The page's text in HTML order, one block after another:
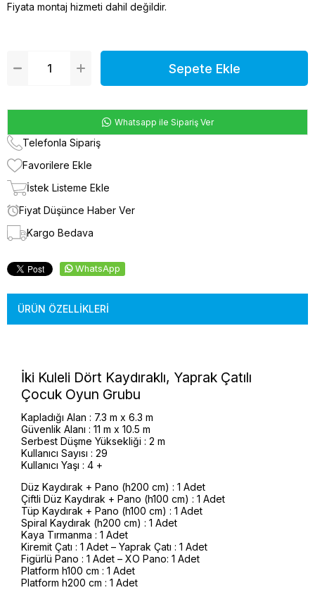
Fiyata montaj hizmeti dahil değildir.
Whatsapp ile Sipariş Ver
Telefonla Sipariş
Favorilere Ekle
İstek Listeme Ekle
Fiyat Düşünce Haber Ver
Kargo Bedava
WhatsApp
ÜRÜN ÖZELLIKLERI
İki Kuleli Dört Kaydıraklı, Yaprak Çatılı
Çocuk Oyun Grubu
Kapladığı Alan : 7.3 m x 6.3 m
Güvenlik Alanı : 11 m x 10.5 m
Serbest Düşme Yüksekliği : 2 m
Kullanıcı Sayısı : 29
Kullanıcı Yaşı : 4 +
Düz Kaydırak + Pano (h200 cm) : 1 Adet
Çiftli Düz Kaydırak + Pano (h100 cm) : 1 Adet
Tüp Kaydırak + Pano (h100 cm) : 1 Adet
Spiral Kaydırak (h200 cm) : 1 Adet
Kaya Tırmanma : 1 Adet
Kiremit Çatı : 1 Adet – Yaprak Çatı : 1 Adet
Figürlü Pano : 1 Adet – XO Pano: 1 Adet
Platform h100 cm : 1 Adet
Platform h200 cm : 1 Adet